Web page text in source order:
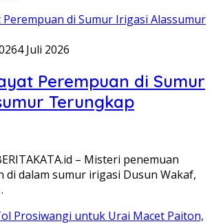
4 Juli 2026
Perempuan di Sumur
Terungkap
– Misteri penemuan
di dalam sumur irigasi Dusun Wakaf,